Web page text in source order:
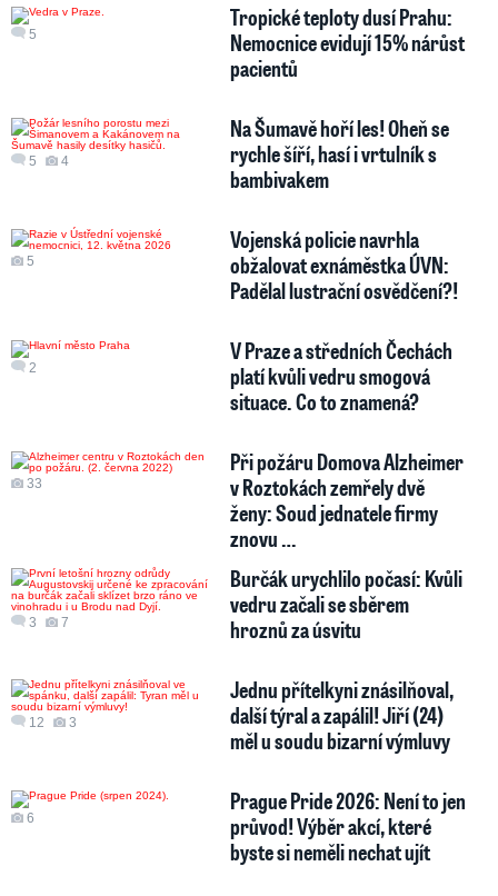
5
Tropické teploty dusí Prahu:
Nemocnice evidují 15% nárůst
pacientů
5 4
Na Šumavě hoří les! Oheň se
rychle šíří, hasí i vrtulník s
bambivakem
5
Vojenská policie navrhla
obžalovat exnáměstka ÚVN:
Padělal lustrační osvědčení?!
2
V Praze a středních Čechách
platí kvůli vedru smogová
situace. Co to znamená?
33
Při požáru Domova Alzheimer
v Roztokách zemřely dvě
ženy: Soud jednatele firmy
znovu …
3 7
Burčák urychlilo počasí: Kvůli
vedru začali se sběrem
hroznů za úsvitu
12 3
Jednu přítelkyni znásilňoval,
další týral a zapálil! Jiří (24)
měl u soudu bizarní výmluvy
6
Prague Pride 2026: Není to jen
průvod! Výběr akcí, které
byste si neměli nechat ujít